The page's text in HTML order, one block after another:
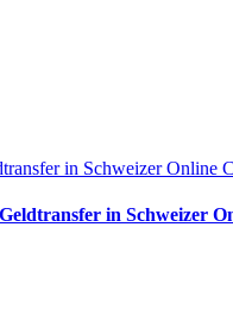
in Schweizer Online
in Schweizer